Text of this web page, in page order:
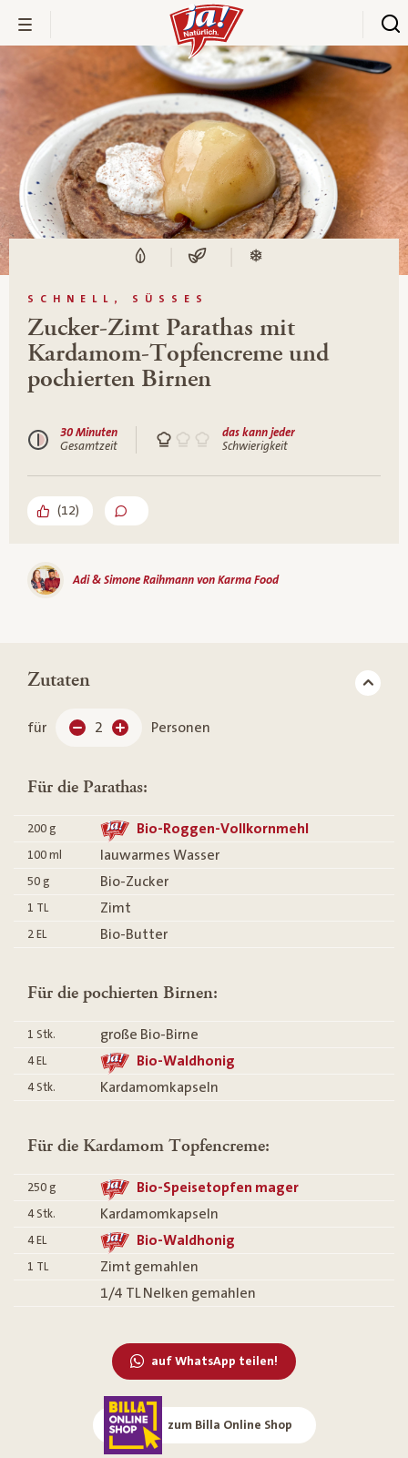
SCHNELL, SÜSSES
Zucker-Zimt Parathas mit
Kardamom-Topfencreme und
pochierten Birnen
30 Minuten
Gesamtzeit
das kann jeder
Schwierigkeit
(12)
Adi & Simone Raihmann von Karma Food
Zutaten
für 2 Personen
Für die Parathas:
200 g Bio-Roggen-Vollkornmehl
100 ml lauwarmes Wasser
50 g Bio-Zucker
1 TL Zimt
2 EL Bio-Butter
Für die pochierten Birnen:
1 Stk. große Bio-Birne
4 EL Bio-Waldhonig
4 Stk. Kardamomkapseln
Für die Kardamom Topfencreme:
250 g Bio-Speisetopfen mager
4 Stk. Kardamomkapseln
4 EL Bio-Waldhonig
1 TL
Zimt gemahlen
1/4 TL Nelken gemahlen
auf WhatsApp teilen!
zum Billa Online Shop